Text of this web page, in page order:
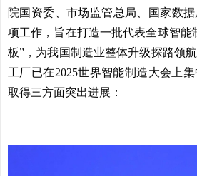
院国资委、市场监管总局、国家数
项工作，旨在打造一批代表全球智能
板”，为我国制造业整体升级探路领
工厂已在2025世界智能制造大会上
取得三方面突出进展：